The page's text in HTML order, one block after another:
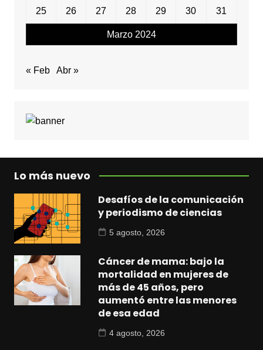
Marzo 2024
25 26 27 28 29 30 31
« Feb Abr »
Lo más nuevo
Desafíos de la comunicación
y periodismo de ciencias
5 agosto, 2026
Cáncer de mama: bajo la
mortalidad en mujeres de
más de 45 años, pero
aumentó entre las menores
de esa edad
4 agosto, 2026